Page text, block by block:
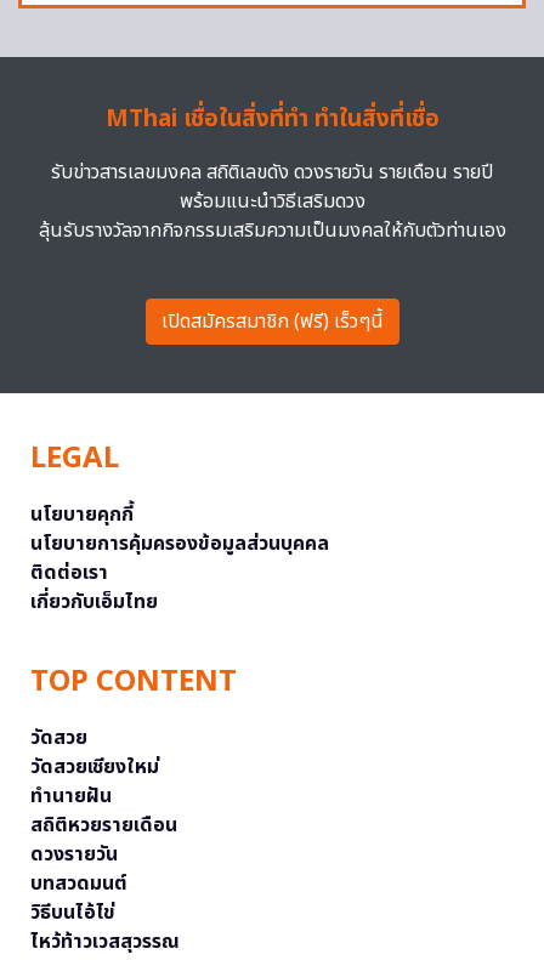
MThai เชื่อในสิ่งที่ทำ ทำในสิ่งที่เชื่อ
รับข่าวสารเลขมงคล สถิติเลขดัง ดวงรายวัน รายเดือน รายปี
พร้อมแนะนำวิธีเสริมดวง
ลุ้นรับรางวัลจากกิจกรรมเสริมความเป็นมงคลให้กับตัวท่านเอง
เปิดสมัครสมาชิก (ฟรี) เร็วๆนี้
LEGAL
นโยบายคุกกี้
นโยบายการคุ้มครองข้อมูลส่วนบุคคล
ติดต่อเรา
เกี่ยวกับเอ็มไทย
TOP CONTENT
วัดสวย
วัดสวยเชียงใหม่
ทำนายฝัน
สถิติหวยรายเดือน
ดวงรายวัน
บทสวดมนต์
วิธีบนไอ้ไข่
ไหว้ท้าวเวสสุวรรณ